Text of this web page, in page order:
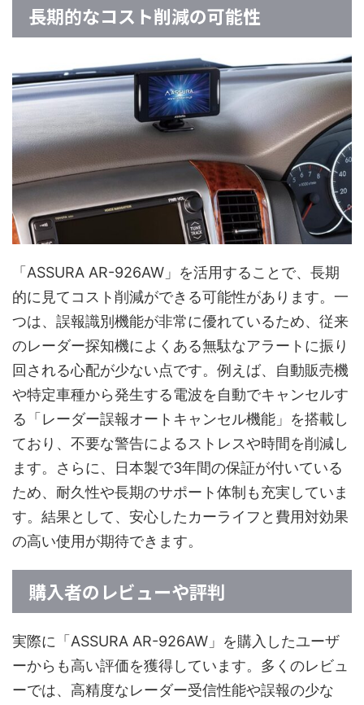
長期的なコスト削減の可能性
「ASSURA AR-926AW」を活用することで、長期
的に見てコスト削減ができる可能性があります。一
つは、誤報識別機能が非常に優れているため、従来
のレーダー探知機によくある無駄なアラートに振り
回される心配が少ない点です。例えば、自動販売機
や特定車種から発生する電波を自動でキャンセルす
る「レーダー誤報オートキャンセル機能」を搭載し
ており、不要な警告によるストレスや時間を削減し
ます。さらに、日本製で3年間の保証が付いている
ため、耐久性や長期のサポート体制も充実していま
す。結果として、安心したカーライフと費用対効果
の高い使用が期待できます。
購入者のレビューや評判
実際に「ASSURA AR-926AW」を購入したユーザ
ーからも高い評価を獲得しています。多くのレビュ
ーでは、高精度なレーダー受信性能や誤報の少な